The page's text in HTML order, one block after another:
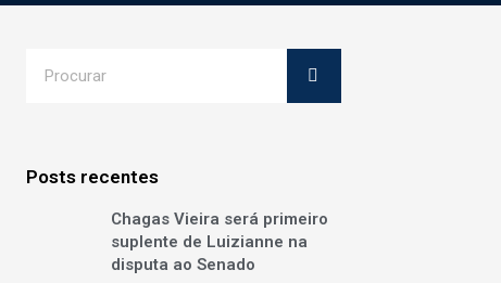
Posts recentes
Chagas Vieira será primeiro
suplente de Luizianne na
disputa ao Senado